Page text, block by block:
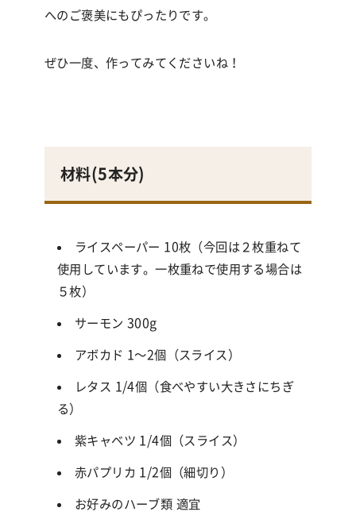
へのご褒美にもぴったりです。
ぜひ一度、作ってみてくださいね！
材料(5本分)
ライスペーパー 10枚（今回は２枚重ねて
使用しています。一枚重ねで使用する場合は
５枚）
サーモン 300g
アボカド 1〜2個（スライス）
レタス 1/4個（食べやすい大きさにちぎ
る）
紫キャベツ 1/4個（スライス）
赤パプリカ 1/2個（細切り）
お好みのハーブ類 適宜